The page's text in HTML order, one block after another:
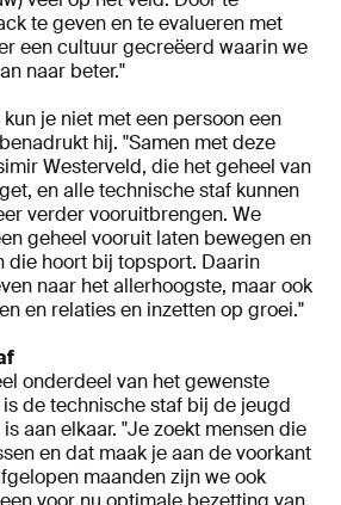
te geven en te evalueren met
een cultuur gecreëerd waarin we
naar beter."
je niet met een persoon een
hij. "Samen met deze
Westerveld, die het geheel van
en alle technische staf kunnen
verder vooruitbrengen. We
geheel vooruit laten bewegen en
die hoort bij topsport. Daarin
naar het allerhoogste, maar ook
en relaties en inzetten op groei."
onderdeel van het gewenste
de technische staf bij de jeugd
aan elkaar. "Je zoekt mensen die
en dat maak je aan de voorkant
maanden zijn we ook